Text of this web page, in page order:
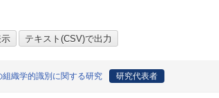
織学的識別に関する研究 研究代表者